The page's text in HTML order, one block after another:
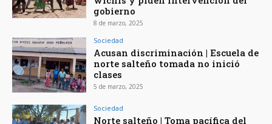
gobierno
8 de marzo, 2025
Sociedad
Acusan discriminación | Escuela de
norte salteño tomada no inició
clases
5 de marzo, 2025
Sociedad
Norte salteño | Toma pacífica del